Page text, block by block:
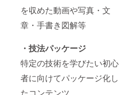
を収めた動画や写真・文
章・手書き図解等
・技法パッケージ
特定の技術を学びたい初心
者に向けてパッケージ化し
たコンテンツ